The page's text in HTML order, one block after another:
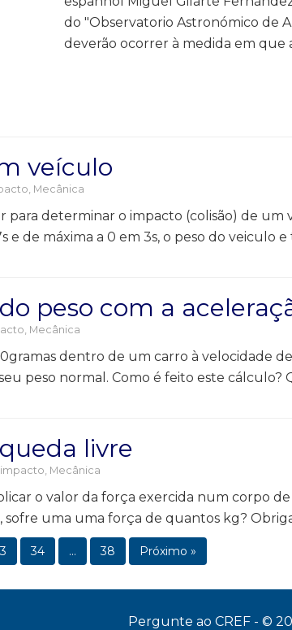
do "Observatorio Astronómico de
deverão ocorrer à medida em que
veículo
, Mecânica
para determinar o impacto (colisão) de
e de máxima a 0 em 3s, o peso do
peso com a
, Mecânica
dentro de um carro à velocidade de
peso normal. Como é feito este cálculo?
livre
, Mecânica
o valor da força exercida num corpo
sofre uma uma força de quantos kg?
34 … 38 Próximo »
Pergunte ao CREF - ©